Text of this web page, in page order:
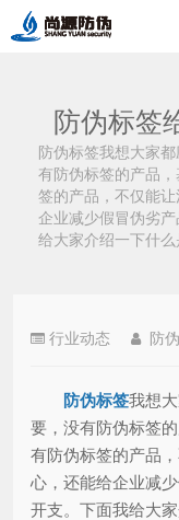
防伪标签
防伪标签我想大家
有防伪标签的产品
签的产品，不仅能
企业减少假冒伪劣
给大家介绍一下什么
行业动态 防
防伪标签我想
要，没有防伪标签
有防伪标签的产品
心，还能给企业减
开支。下面我给大